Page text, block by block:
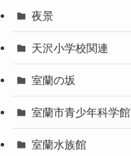
夜景
天沢小学校関連
室蘭の坂
室蘭市青少年科学館
室蘭水族館